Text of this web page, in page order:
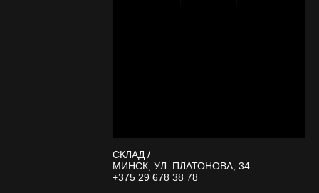
СКЛАД /
МИНСК, УЛ. ПЛАТОНОВА, 34
+375 29 678 38 78